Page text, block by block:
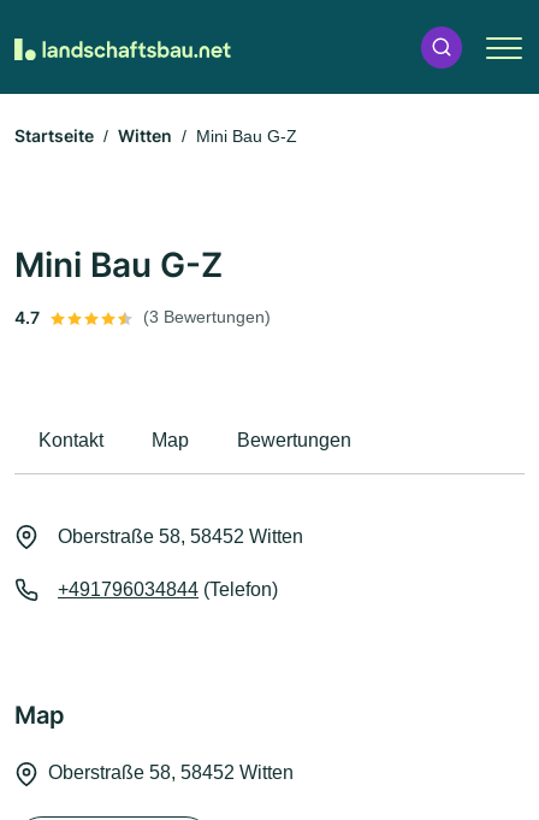
Startseite Witten Mini Bau G-Z
Mini Bau G-Z
4.7 (3 Bewertungen)
Kontakt Map Bewertungen
Oberstraße 58, 58452 Witten
+491796034844 (Telefon)
Map
Oberstraße 58, 58452 Witten